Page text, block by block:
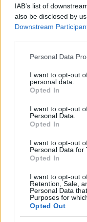
IAB’s list of
also be disclosed by
Downstream
Please note that this
not limited to your visit
grant or deny consent
use your data for
consent section.
Personal Data
I want to opt-out
personal data.
Opted In
I want to opt-out
Personal Data.
Opted In
I want to opt-out
Personal Data for
Opted In
I want to opt-out
Retention, Sale,
Personal Data
Purposes for
Opted Out
Νυχτερινή
πολικό αστέρα και
για την
«ΦΙΕΣΤΑ ΜΕΞΙΚΑΝΑ»
Άγρια Δύση, ποτ-
Από τότε ως τώρα:
σύγχρονη Αμερική
ΥΛΙΚΑ: Κιθάρα
Αξιολογήσεις (0)
0 reviews
Βαθμολογήθηκε με5από
Βαθμολογήθηκε με